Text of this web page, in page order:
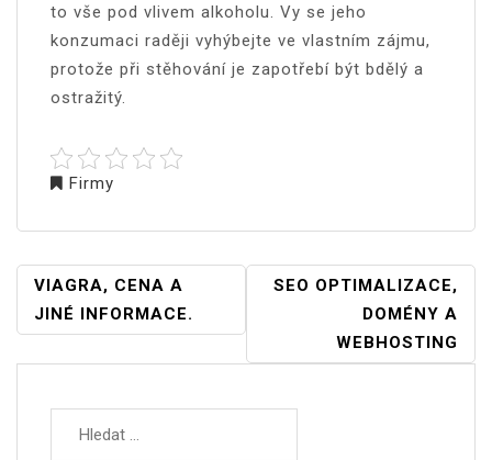
to vše pod vlivem alkoholu. Vy se jeho
konzumaci raději vyhýbejte ve vlastním zájmu,
protože při stěhování je zapotřebí být bdělý a
ostražitý.
Firmy
NAVIGACE
PRO
PŘÍSPĚVEK
VIAGRA, CENA A
JINÉ INFORMACE.
SEO OPTIMALIZACE,
DOMÉNY A
WEBHOSTING
Vyhledávání